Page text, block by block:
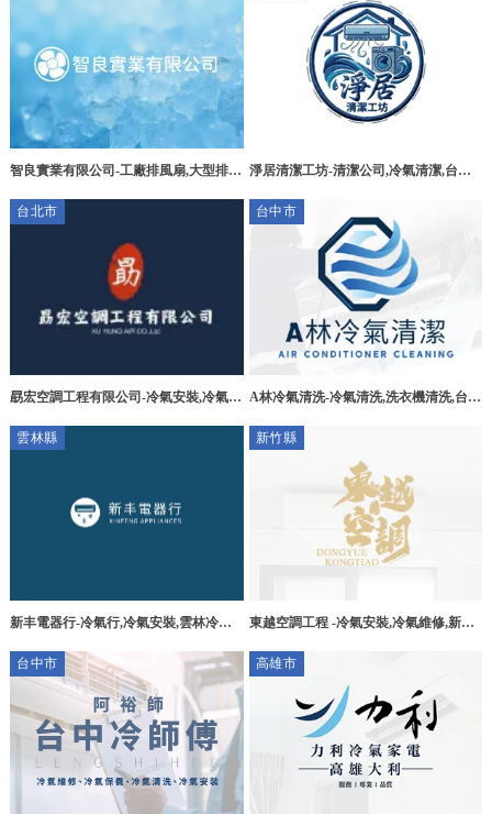
智良實業有限公司-工廠排風扇,大型排風 淨居清潔工坊-清潔公司,冷氣清潔,台南
台北市
勗宏空調工程有限公司-冷氣安裝,冷氣維
台中市
A林冷氣清洗-冷氣清洗,洗衣機清洗,台中
雲林縣
新丰電器行-冷氣行,冷氣安裝,雲林冷氣
新竹縣
東越空調工程 -冷氣安裝,冷氣維修,新竹
台中市
高雄市